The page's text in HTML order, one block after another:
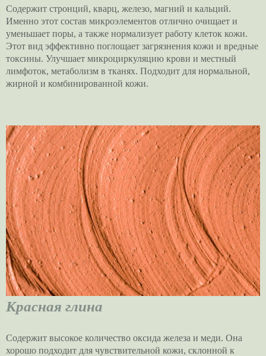
Содержит стронций, кварц, железо, магний и кальций.
Именно этот состав микроэлементов отлично очищает и
уменьшает поры, а также нормализует работу клеток кожи.
Этот вид эффективно поглощает загрязнения кожи и вредные
токсины. Улучшает микроциркуляцию крови и местный
лимфоток, метаболизм в тканях. Подходит для нормальной,
жирной и комбинированной кожи.
Красная глина
Содержит высокое количество оксида железа и меди. Она
хорошо подходит для чувствительной кожи, склонной к